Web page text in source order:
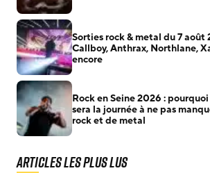
Sorties rock & metal du 7 août
Callboy, Anthrax, Northlane,
encore
Rock en Seine 2026 :
sera la journée à ne pas
rock et de metal
Articles les plus lus